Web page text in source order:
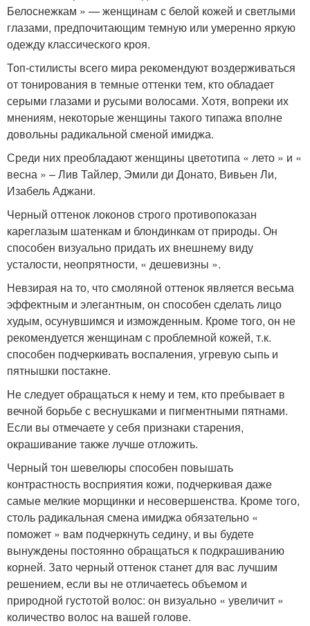
Белоснежкам » — женщинам с белой кожей и светлыми
глазами, предпочитающим темную или умеренно яркую
одежду классического кроя.
Топ-стилисты всего мира рекомендуют воздерживаться
от тонирования в темные оттенки тем, кто обладает
серыми глазами и русыми волосами. Хотя, вопреки их
мнениям, некоторые женщины такого типажа вполне
довольны радикальной сменой имиджа.
Среди них преобладают женщины цветотипа « лето » и «
весна » – Лив Тайлер, Эмили ди Донато, Вивьен Ли,
Изабель Аджани.
Черный оттенок локонов строго противопоказан
кареглазым шатенкам и блондинкам от природы. Он
способен визуально придать их внешнему виду
усталости, неопрятности, « дешевизны ».
Невзирая на то, что смоляной оттенок является весьма
эффектным и элегантным, он способен сделать лицо
худым, осунувшимся и изможденным. Кроме того, он не
рекомендуется женщинам с проблемной кожей, т.к.
способен подчеркивать воспаления, угревую сыпь и
пятнышки постакне.
Не следует обращаться к нему и тем, кто пребывает в
вечной борьбе с веснушками и пигментными пятнами.
Если вы отмечаете у себя признаки старения,
окрашивание также лучше отложить.
Черный тон шевелюры способен повышать
контрастность восприятия кожи, подчеркивая даже
самые мелкие морщинки и несовершенства. Кроме того,
столь радикальная смена имиджа обязательно «
поможет » вам подчеркнуть седину, и вы будете
вынуждены постоянно обращаться к подкрашиванию
корней. Зато черный оттенок станет для вас лучшим
решением, если вы не отличаетесь объемом и
природной густотой волос: он визуально « увеличит »
количество волос на вашей голове.